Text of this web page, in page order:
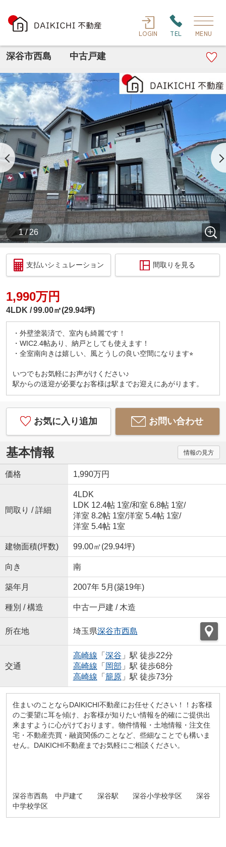
LOGIN TEL MENU
深谷市西島 中古戸建
1 / 26
支払いシミュレーション 間取りを見る
1,990万円
4LDK 99.00㎡(29.94坪)
・外壁塗装済で、室内も綺麗です！
・WIC2.4帖あり、納戸としても使えます！
・全室南向きは嬉しい、風とうしの良い空間になります⭐︎
いつでもお気軽にお声がけください♪
駅からの送迎が必要なお客様は駅までお迎えにあがります。
お気に入り追加 お問い合わせ
基本情報 情報の見方
価格 1,990万円
間取り / 詳細
4LDK
LDK 12.4帖 1室/和室 6.8帖 1室/
洋室 8.2帖 1室/洋室 5.4帖 1室/
洋室 5.4帖 1室
建物面積(坪数) 99.00㎡(29.94坪)
向き 南
築年月 2007年 5月(築19年)
種別 / 構造 中古一戸建 / 木造
所在地 埼玉県深谷市西島
交通
高崎線 「 深谷 」駅 徒歩22分
高崎線 「 岡部 」駅 徒歩68分
高崎線 「 籠原」駅 徒歩73分
住まいのことならDAIKICHI不動産にお任せください！！お客様
のご要望に耳を傾け、お客様が知りたい情報を的確にご提供出
来ますように心がけております。物件情報・土地情報・注文住
宅・不動産売買・融資関係のことなど、些細なことでも構いま
せん。DAIKICHI不動産までお気軽にご相談ください。
深谷市西島 中戸建て 深谷駅 深谷小学校学区 深谷
中学校学区